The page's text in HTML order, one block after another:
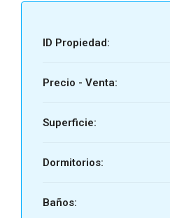
ID Propiedad:
Precio - Venta:
Superficie:
Dormitorios:
Baños: